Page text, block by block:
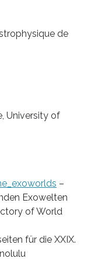
de
University of
–
Exowelten
of World
für die XXIX.